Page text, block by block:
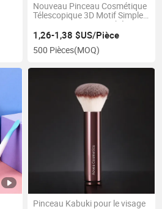
Nouveau Pinceau Cosmétique
Télescopique 3D Motif Simple
Pinceau Doux en Synthétique
pour Poudre de Maquillage
1,26-1,38 $US/Pièce
500 Pièces(MOQ)
Pinceau Kabuki pour le visage